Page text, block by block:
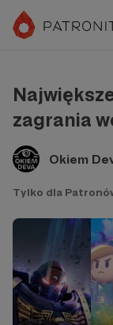
zagrania
Okiem
Tylko dla